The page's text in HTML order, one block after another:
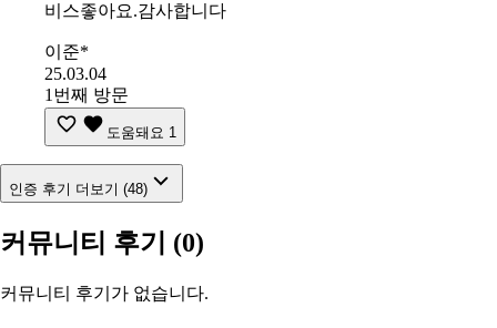
비스좋아요.감사합니다
이준*
25.03.04
1번째 방문
도움돼요 1
인증 후기 더보기 (48)
커뮤니티 후기 (0)
커뮤니티 후기가 없습니다.